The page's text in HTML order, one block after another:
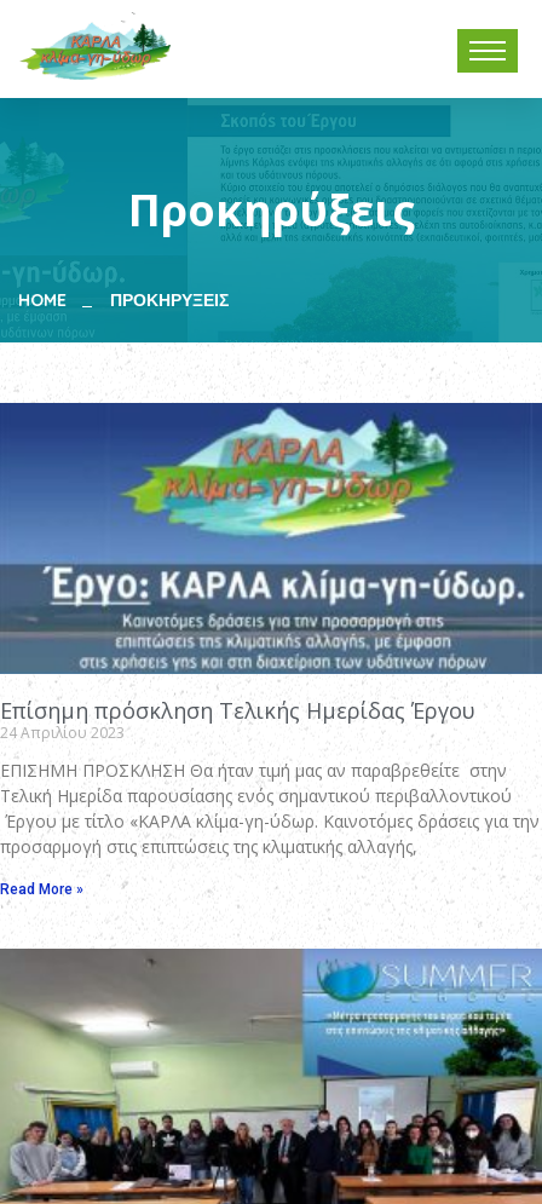
Προκηρύξεις
HOME ΠΡΟΚΗΡΎΞΕΙΣ
Επίσημη πρόσκληση Τελικής Ημερίδας Έργου
24 Απριλίου 2023
ΕΠΙΣΗΜΗ ΠΡΟΣΚΛΗΣΗ Θα ήταν τιμή μας αν παραβρεθείτε στην
Τελική Ημερίδα παρουσίασης ενός σημαντικού περιβαλλοντικού
Έργου με τίτλο «ΚΑΡΛΑ κλίμα-γη-ύδωρ. Καινοτόμες δράσεις για την
προσαρμογή στις επιπτώσεις της κλιματικής αλλαγής,
Read More »